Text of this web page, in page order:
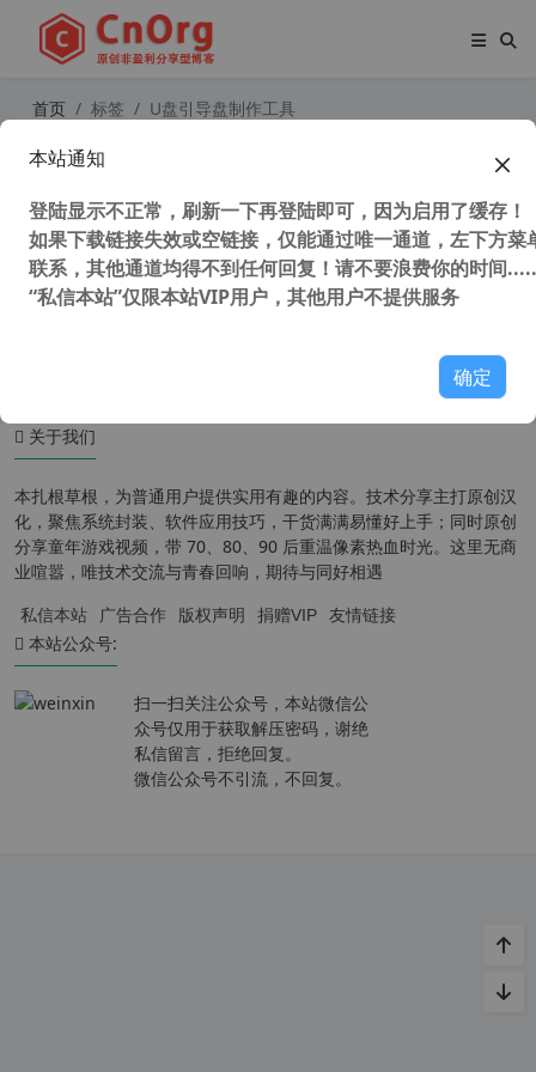
首页 标签 U盘引导盘制作工具
关于我们
本扎根草根，为普通用户提供实用有趣的内容。技术分享主打原创汉
化，聚焦系统封装、软件应用技巧，干货满满易懂好上手；同时原创
分享童年游戏视频，带 70、80、90 后重温像素热血时光。这里无商
业喧嚣，唯技术交流与青春回响，期待与同好相遇
私信本站 广告合作 版权声明 捐赠VIP 友情链接
本站公众号:
扫一扫关注公众号，本站微信公
众号仅用于获取解压密码，谢绝
私信留言，拒绝回复。
微信公众号不引流，不回复。
本站通知
登陆显示不正常，刷新一下再登陆即可，因为启用了缓存！
如果下载链接失效或空链接，仅能通过唯一通道，左下方菜
联系，其他通道均得不到任何回复！请不要浪费你的时间
“私信本站”仅限本站VIP用户，其他用户不提供服务
确定